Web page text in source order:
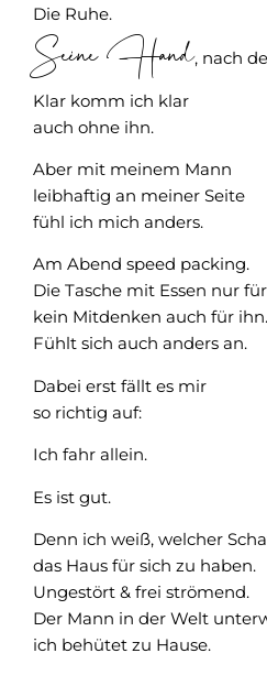
Die Ruhe.
Seine Hand, nach
Klar komm ich klar
auch ohne ihn.
Aber mit meinem Mann
leibhaftig an meiner Seite
fühl ich mich anders.
Am Abend speed packing.
Die Tasche mit Essen nur
kein Mitdenken auch für ihn.
Fühlt sich auch anders an.
Dabei erst fällt es mir
so richtig auf:
Ich fahr allein.
Es ist gut.
Denn ich weiß, welcher
das Haus für sich zu haben.
Ungestört & frei strömend.
Der Mann in der Welt
ich behütet zu Hause.